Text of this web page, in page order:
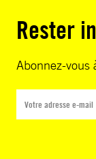
Rester
Abonnez-vous